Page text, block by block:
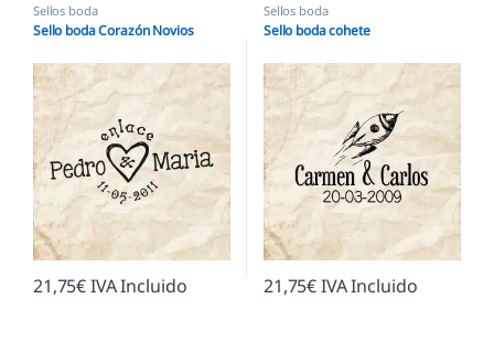
Sellos boda
Sello boda Corazón Novios
21,75€IVA Incluido
Sellos boda
Sello boda cohete
21,75€IVA Incluido